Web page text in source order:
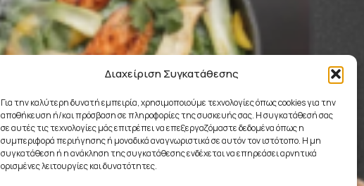
Διαχείριση Συγκατάθεσης
Για την καλύτερη δυνατή εμπειρία, χρησιμοποιούμε τεχνολογίες όπως cookies για την
αποθήκευση ή/και πρόσβαση σε πληροφορίες της συσκευής σας. Η συγκατάθεσή σας
σε αυτές τις τεχνολογίες μάς επιτρέπει να επεξεργαζόμαστε δεδομένα όπως η
συμπεριφορά περιήγησης ή μοναδικά αναγνωριστικά σε αυτόν τον ιστότοπο. Η μη
συγκατάθεση ή η ανάκληση της συγκατάθεσης ενδέχεται να επηρεάσει αρνητικά
ορισμένες λειτουργίες και δυνατότητες.